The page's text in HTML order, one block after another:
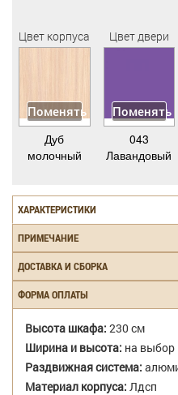
Цвет корпуса
Поменять
Дуб
молочный
Цвет двери
Поменять
043
Лавандовый
ХАРАКТЕРИСТИКИ
ПРИМЕЧАНИЕ
ДОСТАВКА И СБОРКА
ФОРМА ОПЛАТЫ
Высота шкафа: 230 см
Ширина и высота: на выбор
Раздвижная система:
Материал корпуса: Лдсп